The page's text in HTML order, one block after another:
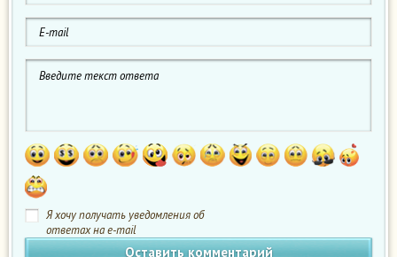
Я хочу получать уведомления об
ответах на e-mail